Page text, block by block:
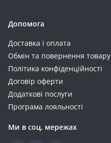
Допомога
Доставка і оплата
Обмін та повернення товару
Політика конфіденційності
Договір оферти
Додаткові послуги
Програма лояльності
Ми в соц. мережах